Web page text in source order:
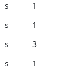
s
1
s
1
s
3
s
1